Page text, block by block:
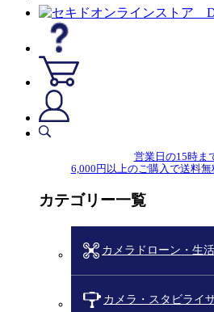
営業日の15時ま
6,000円以上のご購入で送料
カテゴリー一覧
カメラドローン・生
カメラ・スタビライ